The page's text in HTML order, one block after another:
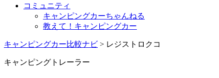
コミュニティ
キャンピングカーちゃんねる
教えて！キャンピングカー
キャンピングカー比較ナビ > レジストロクコ
キャンピングトレーラー